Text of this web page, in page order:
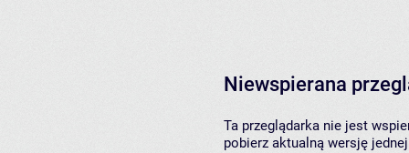
Niewspierana
Ta przeglądarka nie jest
pobierz aktualną wersję